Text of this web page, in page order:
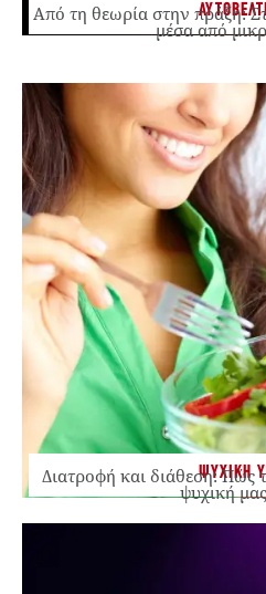
Από τη θεωρία στην πράξη:
μέσα από
ΨΥΧΙΚΗ
Διατροφή και διάθεση: Πώς
ψυχική